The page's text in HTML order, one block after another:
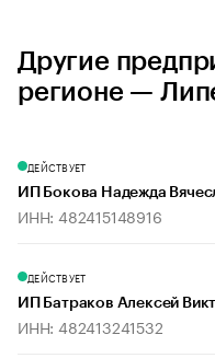
Другие
регионе —
ДЕЙСТВУЕТ
ИП Бокова Надежда
ИНН: 482415148916
ДЕЙСТВУЕТ
ИП Батраков Алексей
ИНН: 482413241532